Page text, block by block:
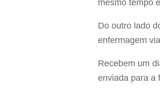
mesmo tempo
Do outro lado
enfermagem via
Recebem um
enviada para a